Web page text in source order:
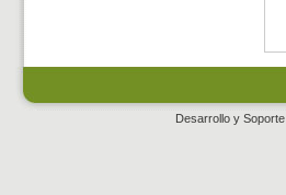
Desarrollo y Soporte